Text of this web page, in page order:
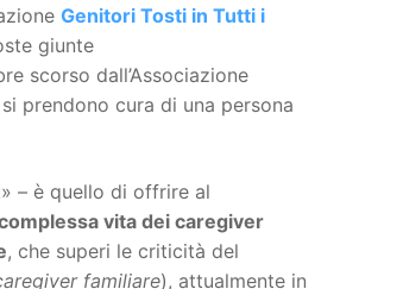
Genitori Tosti in Tutti i
giunte
scorso dall’Associazione
prendono cura di una persona
– è quello di offrire al
vita dei caregiver
, che superi le criticità del
familiare), attualmente in